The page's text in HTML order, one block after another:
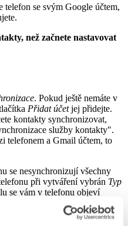
telefon se svým Google účtem,
než začnete nastavovat
. Pokud ještě nemáte v
Přidat účetjej přidejte.
kontakty synchronizovat,
služby kontakty".
telefonem a Gmail účtem, to
se nesynchronizují všechny
při vytváření vybrán Typ
se vám v telefonu objeví